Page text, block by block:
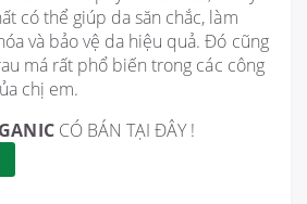
có thể giúp da săn chắc, làm
và bảo vệ da hiệu quả. Đó cũng
má rất phổ biến trong các công
chị em.
CÓ BÁN TẠI ĐÂY !